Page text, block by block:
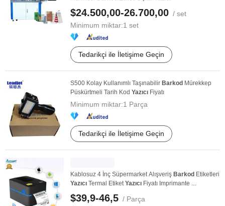
$24.500,00-26.700,00 / set
Minimum miktar:1 set
Tedarikçi ile İletişime Geçin
S500 Kolay Kullanımlı Taşınabilir Barkod Mürekkep
Püskürtmeli Tarih Kod Yazıcı Fiyatı
Minimum miktar:1 Parça
Tedarikçi ile İletişime Geçin
Kablosuz 4 İnç Süpermarket Alışveriş Barkod Etiketleri
Yazıcı Termal EtiketYazıcı Fiyatı Imprimante ...
$39,9-46,5 / Parça